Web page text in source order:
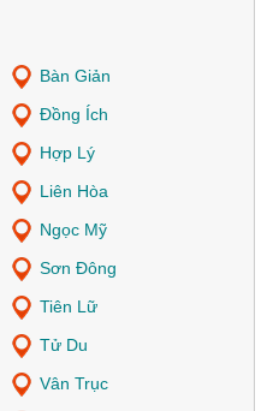
Bàn Giản
Đồng Ích
Hợp Lý
Liên Hòa
Ngọc Mỹ
Sơn Đông
Tiên Lữ
Tử Du
Vân Trục